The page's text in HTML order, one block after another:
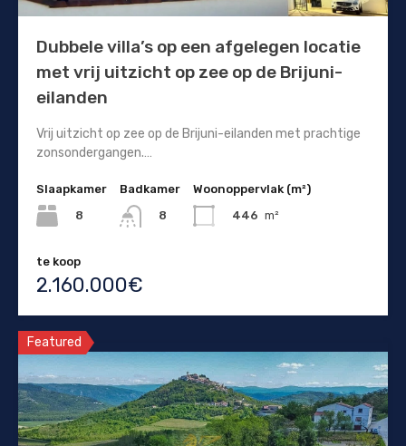
Dubbele villa’s op een afgelegen locatie
met vrij uitzicht op zee op de Brijuni-
eilanden
Vrij uitzicht op zee op de Brijuni-eilanden met prachtige
zonsondergangen.…
Slaapkamer
8
Badkamer
8
Woonoppervlak (m²)
446 m²
te koop
2.160.000€
Featured